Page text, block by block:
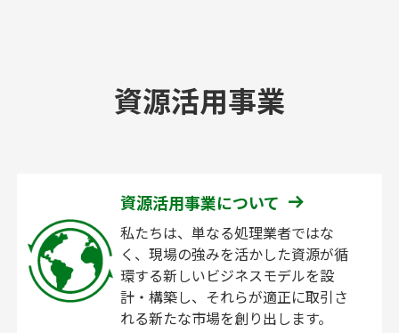
資源活用事業
資源活用事業について
私たちは、単なる処理業者ではな
く、現場の強みを活かした資源が循
環する新しいビジネスモデルを設
計・構築し、それらが適正に取引さ
れる新たな市場を創り出します。